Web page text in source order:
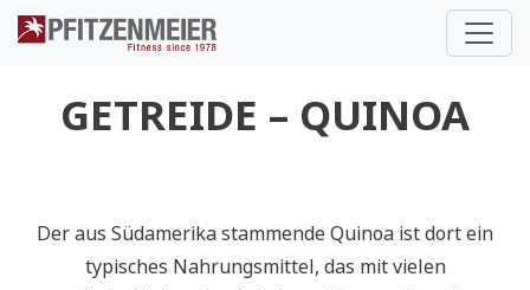
GETREIDE – QUINOA
Der aus Südamerika stammende Quinoa ist dort ein
typisches Nahrungsmittel, das mit vielen